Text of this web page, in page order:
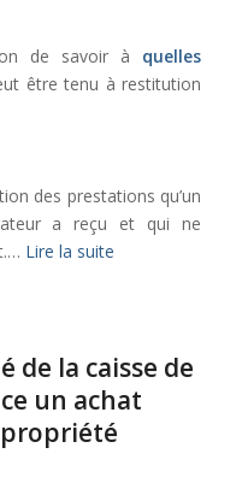
de savoir à quelles
être tenu à restitution
des prestations qu’un
a reçu et qui ne
Lire la suite
de la caisse de
un achat